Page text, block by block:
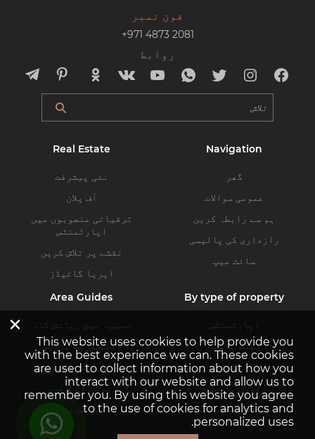
فون نمبر
+971 4873 2081
روابط
Navigation
گھر
عمومی سوالات
ہم سے رابطہ کریں
رازداری کی پالیسی
سائٹ میپ
Real Estate
نئی پیشرفت
آف پلان
ترقیاتی منصوبوں میں
اپارٹمنٹس
نقشے پر تلاش کریں
ایریا گائیڈز
By type of property
اپارٹمنٹس
پینٹ ہاوسز
ولاز
ٹاون ہاوسز
کمرشل پراپرٹیز
Area Guides
جمیرہ بیچ رہائش گاہ
دبئی کریک ہاربر
دبئی ہلز اسٹیٹ
پورٹ ڈی لا مر
بزنس بے
×
This website uses cookies to help provide you
with the best experience we can. These cookies
are used to collect information about how you
interact with our website and allow us to
remember you. By using this website you agree
to the use of cookies for analytics and
personalized uses.